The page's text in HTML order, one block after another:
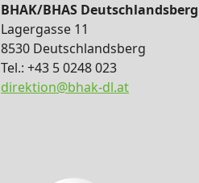
BHAK/BHAS Deutschlandsberg
Lagergasse 11
8530 Deutschlandsberg
Tel.: +43 5 0248 023
direktion@bhak-dl.at